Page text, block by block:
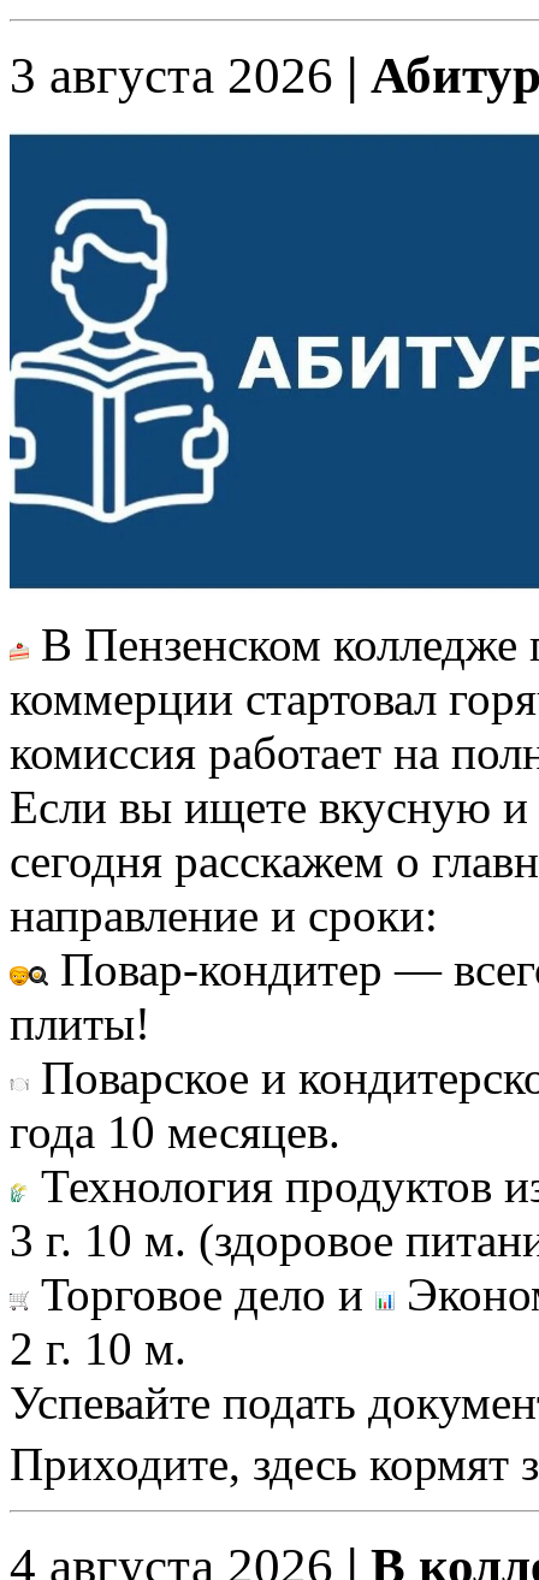
3 августа 2026 |
В Пензенском
коммерции стартовал
комиссия работает на
Если вы ищете вкусную
сегодня расскажем о
направление и сроки:
Повар-кондитер —
плиты!
Поварское и
года 10 месяцев.
Технология продуктов
3 г. 10 м. (здоровое
Торговое дело и
2 г. 10 м.
Успевайте подать
Приходите, здесь
4 августа 2026 | В